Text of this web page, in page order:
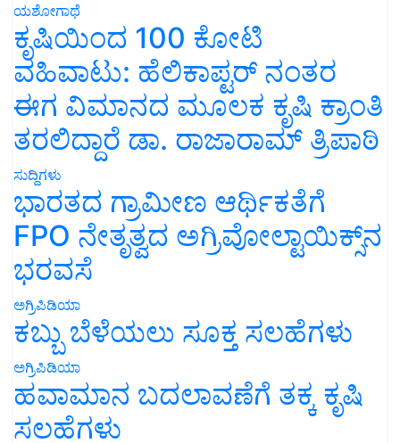
ಯಶೋಗಾಥೆ
ಕೃಷಿಯಿಂದ 100 ಕೋಟಿ
ವಹಿವಾಟು: ಹೆಲಿಕಾಪ್ಟರ್ ನಂತರ
ಈಗ ವಿಮಾನದ ಮೂಲಕ ಕೃಷಿ ಕ್ರಾಂತಿ
ತರಲಿದ್ದಾರೆ ಡಾ. ರಾಜಾರಾಮ್ ತ್ರಿಪಾಠಿ
ಸುದ್ದಿಗಳು
ಭಾರತದ ಗ್ರಾಮೀಣ ಆರ್ಥಿಕತೆಗೆ
FPO ನೇತೃತ್ವದ ಅಗ್ರಿವೋಲ್ಟಾಯಿಕ್ಸ್‌ನ
ಭರವಸೆ
ಅಗ್ರಿಪಿಡಿಯಾ
ಕಬ್ಬು ಬೆಳೆಯಲು ಸೂಕ್ತ ಸಲಹೆಗಳು
ಅಗ್ರಿಪಿಡಿಯಾ
ಹವಾಮಾನ ಬದಲಾವಣೆಗೆ ತಕ್ಕ ಕೃಷಿ
ಸಲಹೆಗಳು